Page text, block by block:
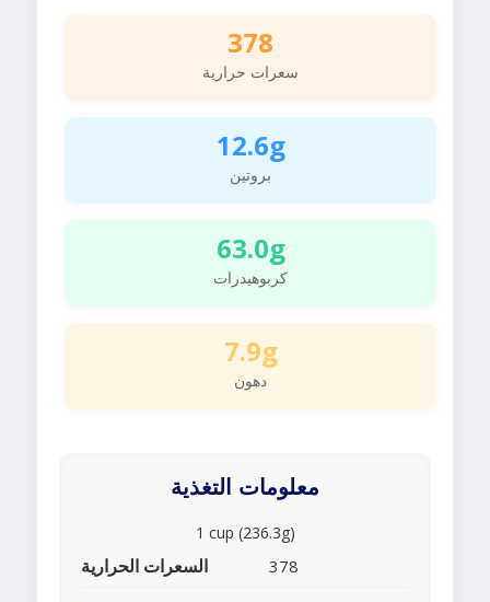
378
سعرات حرارية
12.6g
بروتين
63.0g
كربوهيدرات
7.9g
دهون
معلومات التغذية
1 cup (236.3g)
السعرات الحرارية 378